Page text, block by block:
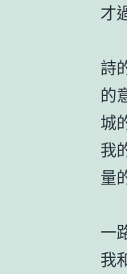
才
詩
的
城
我
量
一
我